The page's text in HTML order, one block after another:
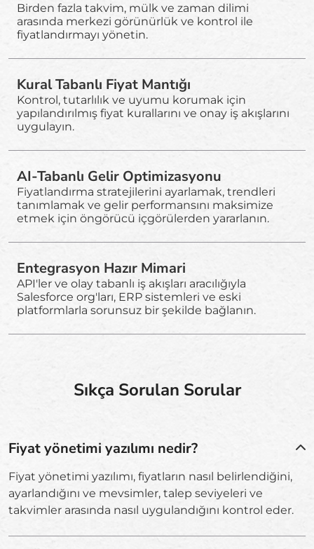
Birden fazla takvim, mülk ve zaman dilimi
arasında merkezi görünürlük ve kontrol ile
fiyatlandırmayı yönetin.
Kural Tabanlı Fiyat Mantığı
Kontrol, tutarlılık ve uyumu korumak için
yapılandırılmış fiyat kurallarını ve onay iş akışlarını
uygulayın.
AI-Tabanlı Gelir Optimizasyonu
Fiyatlandırma stratejilerini ayarlamak, trendleri
tanımlamak ve gelir performansını maksimize
etmek için öngörücü içgörülerden yararlanın.
Entegrasyon Hazır Mimari
API'ler ve olay tabanlı iş akışları aracılığıyla
Salesforce org'ları, ERP sistemleri ve eski
platformlarla sorunsuz bir şekilde bağlanın.
Sıkça Sorulan Sorular
Fiyat yönetimi yazılımı nedir?
Fiyat yönetimi yazılımı, fiyatların nasıl belirlendiğini,
ayarlandığını ve mevsimler, talep seviyeleri ve
takvimler arasında nasıl uygulandığını kontrol eder.